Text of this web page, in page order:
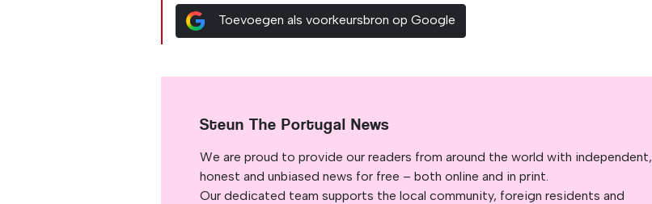
Toevoegen als voorkeursbron op Google
Steun The Portugal News
We are proud to provide our readers from around the world with independent,
honest and unbiased news for free – both online and in print.
Our dedicated team supports the local community, foreign residents and